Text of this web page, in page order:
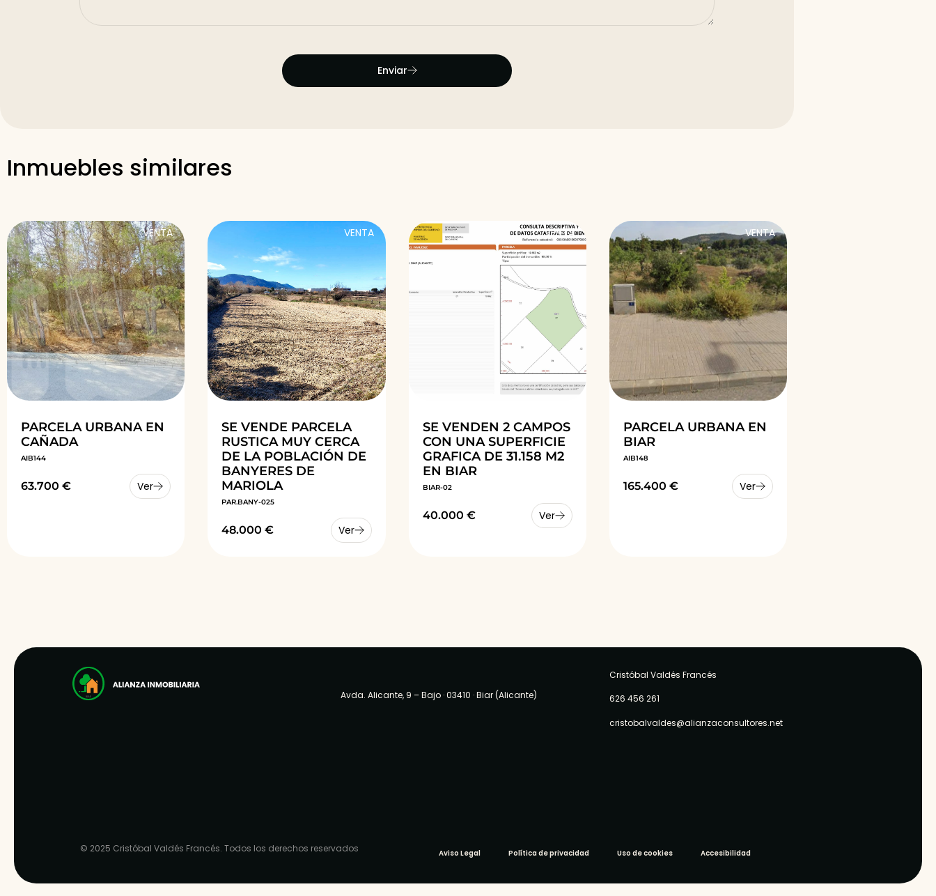
Enviar
Inmuebles similares
VENTA
PARCELA URBANA EN
CAÑADA
AIB144
63.700 € Ver
VENTA
SE VENDE PARCELA
RUSTICA MUY CERCA
DE LA POBLACIÓN DE
BANYERES DE
MARIOLA
PAR.BANY-025
48.000 € Ver
VENTA
SE VENDEN 2 CAMPOS
CON UNA SUPERFICIE
GRAFICA DE 31.158 M2
EN BIAR
BIAR-02
40.000 € Ver
VENTA
PARCELA URBANA EN
BIAR
AIB148
165.400 € Ver
Avda. Alicante, 9 – Bajo · 03410 ·Biar (Alicante)
Cristóbal Valdés Francés
626 456 261
cristobalvaldes@alianzaconsultores.net
© 2025 Cristóbal Valdés Francés. Todos los derechos reservados Aviso Legal Política de privacidad Uso de cookies Accesibilidad